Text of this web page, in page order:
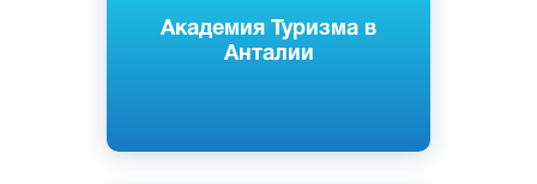
Академия Туризма в
Анталии